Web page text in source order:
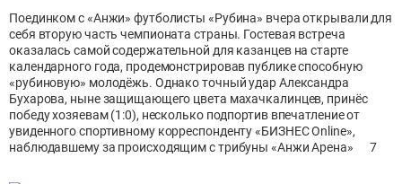
Поединком с «Анжи» футболисты «Рубина» вчера открывали для
себя вторую часть чемпионата страны. Гостевая встреча
оказалась самой содержательной для казанцев на старте
календарного года, продемонстрировав публике способную
«рубиновую» молодёжь. Однако точный удар Александра
Бухарова, ныне защищающего цвета махачкалинцев, принёс
победу хозяевам (1:0), несколько подпортив впечатление от
увиденного спортивному корреспонденту «БИЗНЕС Online»,
наблюдавшему за происходящим с трибуны «Анжи Арена»
7